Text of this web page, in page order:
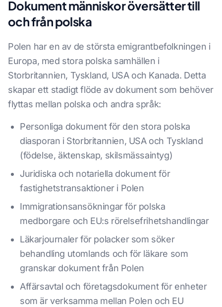
Dokument människor översätter till
och från polska
Polen har en av de största emigrantbefolkningen i
Europa, med stora polska samhällen i
Storbritannien, Tyskland, USA och Kanada. Detta
skapar ett stadigt flöde av dokument som behöver
flyttas mellan polska och andra språk:
Personliga dokument för den stora polska
diasporan i Storbritannien, USA och Tyskland
(födelse, äktenskap, skilsmässaintyg)
Juridiska och notariella dokument för
fastighetstransaktioner i Polen
Immigrationsansökningar för polska
medborgare och EU:s rörelsefrihetshandlingar
Läkarjournaler för polacker som söker
behandling utomlands och för läkare som
granskar dokument från Polen
Affärsavtal och företagsdokument för enheter
som är verksamma mellan Polen och EU